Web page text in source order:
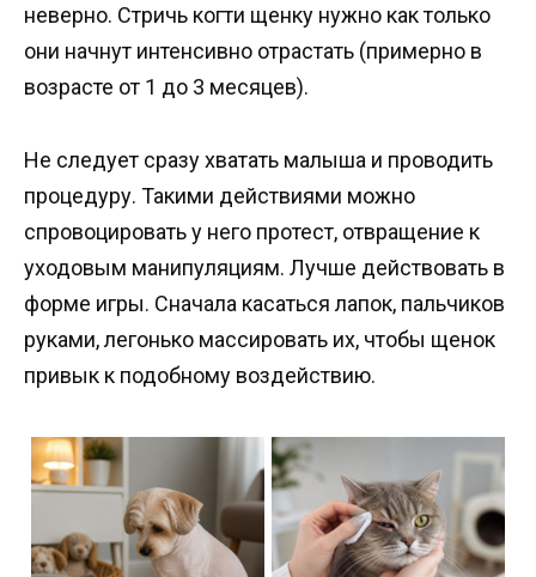
неверно. Стричь когти щенку нужно как только
они начнут интенсивно отрастать (примерно в
возрасте от 1 до 3 месяцев).
Не следует сразу хватать малыша и проводить
процедуру. Такими действиями можно
спровоцировать у него протест, отвращение к
уходовым манипуляциям. Лучше действовать в
форме игры. Сначала касаться лапок, пальчиков
руками, легонько массировать их, чтобы щенок
привык к подобному воздействию.